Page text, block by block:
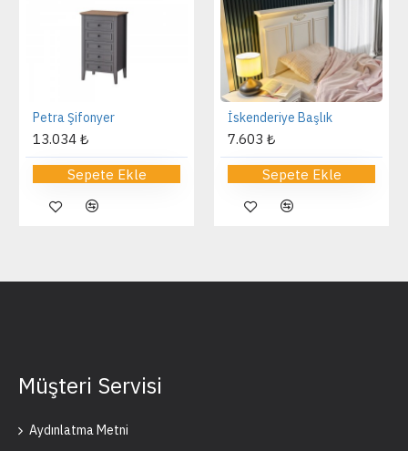
Petra Şifonyer
13.034 ₺
Sepete Ekle
İskenderiye Başlık
7.603 ₺
Sepete Ekle
Müşteri Servisi
Aydınlatma Metni